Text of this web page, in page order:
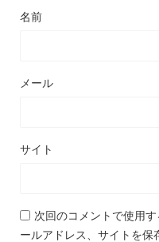
名前
メール
サイト
次回のコメントで使用
ールアドレス、サイトを保